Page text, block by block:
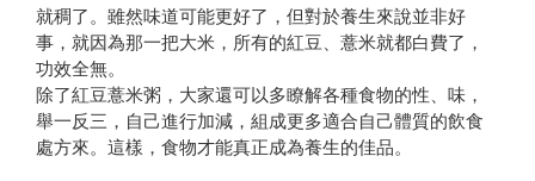
就稠了。雖然味道可能更好了，但對於養生來說並非好
事，就因為那一把大米，所有的紅豆、薏米就都白費了，
功效全無。
除了紅豆薏米粥，大家還可以多瞭解各種食物的性、味，
舉一反三，自己進行加減，組成更多適合自己體質的飲食
處方來。這樣，食物才能真正成為養生的佳品。